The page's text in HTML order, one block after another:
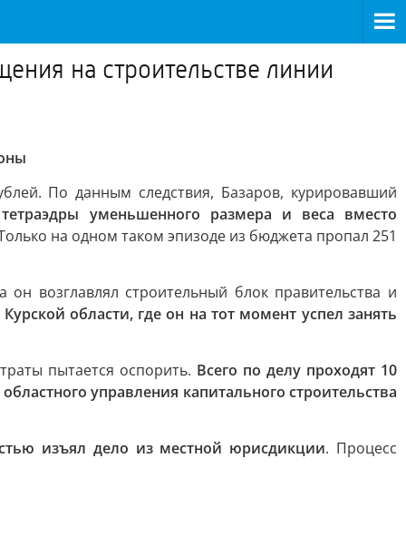
на строительстве линии
По данным следствия, Базаров, курировавший
уменьшенного размера и веса вместо
на одном таком эпизоде из бюджета пропал 251
возглавлял строительный блок правительства и
области, где он на тот момент успел занять
пытается оспорить. Всего по делу проходят 10
управления капитального строительства
изъял дело из местной юрисдикции. Процесс